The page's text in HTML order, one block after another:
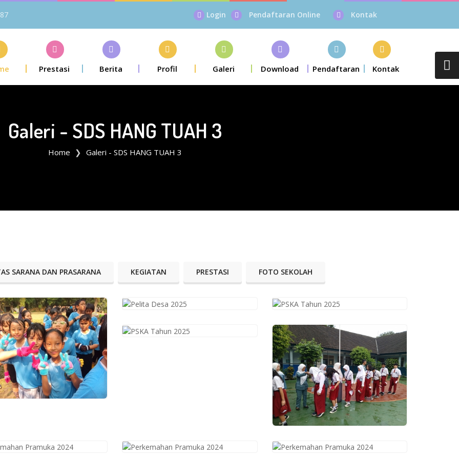
Login Pendaftaran Online Kontak
Prestasi Berita Profil Galeri Download Pendaftaran Kontak
Galeri - SDS HANG TUAH 3
Home Galeri - SDS HANG TUAH 3
SARANA DAN PRASARANA KEGIATAN PRESTASI FOTO SEKOLAH